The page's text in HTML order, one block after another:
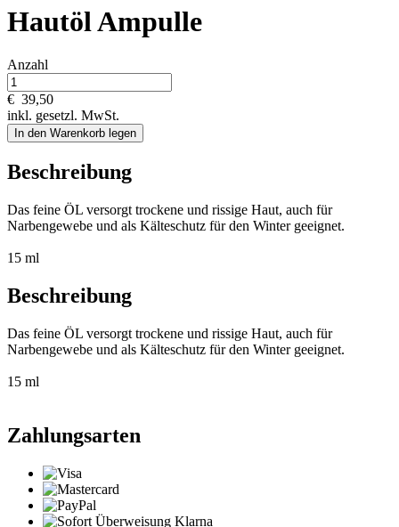
Hautöl Ampulle
Anzahl
€ 39,50
inkl. gesetzl. MwSt.
In den Warenkorb legen
Beschreibung
Das feine ÖL versorgt trockene und rissige Haut, auch für
Narbengewebe und als Kälteschutz für den Winter geeignet.
15 ml
Beschreibung
Das feine ÖL versorgt trockene und rissige Haut, auch für
Narbengewebe und als Kälteschutz für den Winter geeignet.
15 ml
Zahlungsarten